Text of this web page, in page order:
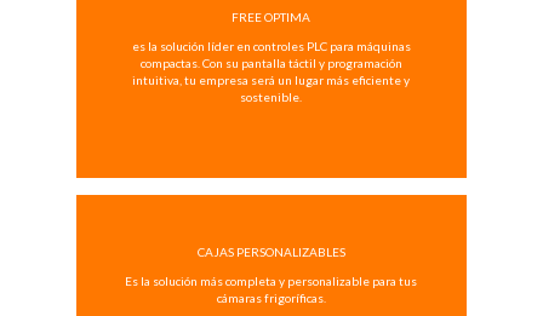
FREE OPTIMA
es la solución líder en controles PLC para máquinas
compactas. Con su pantalla táctil y programación
intuitiva, tu empresa será un lugar más eficiente y
sostenible.
CAJAS PERSONALIZABLES
Es la solución más completa y personalizable para tus
cámaras frigoríficas.